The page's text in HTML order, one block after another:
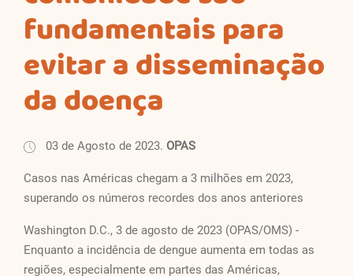
fundamentais para
evitar a disseminação
da doença
03 de Agosto de 2023. OPAS
Casos nas Américas chegam a 3 milhões em 2023,
superando os números recordes dos anos anteriores
Washington D.C., 3 de agosto de 2023 (OPAS/OMS) -
Enquanto a incidência de dengue aumenta em todas as
regiões, especialmente em partes das Américas,